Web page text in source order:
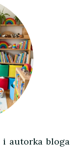
i autorka bloga